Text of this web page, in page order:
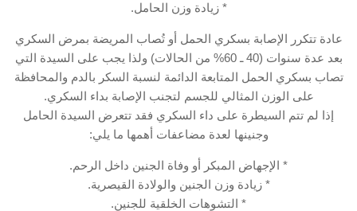
* زيادة وزن الحامل.
عادة تتكرر الإصابة بسكري الحمل أو تُصاب المريضة بمرض السكري
بعد عدة سنوات (40 ـ 60% من الحالات) ولذا يجب على السيدة التي
تصاب بسكري الحمل المتابعة الدائمة لنسبة السكر بالدم والمحافظة
على الوزن المثالي للجسم لتجنب الإصابة بداء السكري.
إذا لم تتم السيطرة على داء السكري فقد تتعرض السيدة الحامل
وجنينها لعدة مضاعفات أهمها ما يلي:
* الإجهاض المبكر أو وفاة الجنين داخل الرحم.
* زيادة وزن الجنين والولادة القيصرية.
* التشوهات الخلقية للجنين.